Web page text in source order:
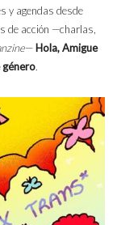
y agendas desde
de acción —charlas,
— Hola, Amigue
.